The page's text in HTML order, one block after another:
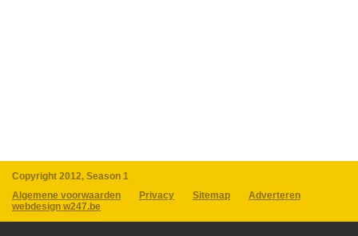
Copyright 2012, Season 1
Algemene voorwaarden
Privacy Sitemap
Adverteren
webdesign w247.be